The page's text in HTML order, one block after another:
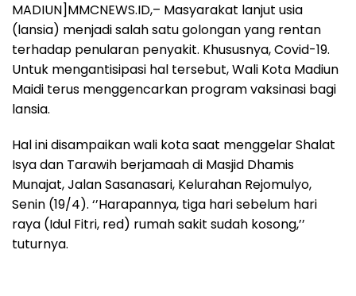
MADIUN]MMCNEWS.ID,– Masyarakat lanjut usia
(lansia) menjadi salah satu golongan yang rentan
terhadap penularan penyakit. Khususnya, Covid-19.
Untuk mengantisipasi hal tersebut, Wali Kota Madiun
Maidi terus menggencarkan program vaksinasi bagi
lansia.
Hal ini disampaikan wali kota saat menggelar Shalat
Isya dan Tarawih berjamaah di Masjid Dhamis
Munajat, Jalan Sasanasari, Kelurahan Rejomulyo,
Senin (19/4). ‘’Harapannya, tiga hari sebelum hari
raya (Idul Fitri, red) rumah sakit sudah kosong,’’
tuturnya.